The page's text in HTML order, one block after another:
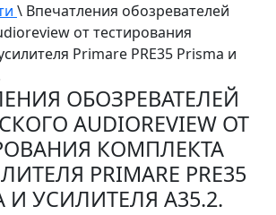
\ Впечатления обозревателей
от тестирования
Primare PRE35 Prisma и
ОБОЗРЕВАТЕЛЕЙ
AUDIOREVIEW ОТ
КОМПЛЕКТА
PRIMARE PRE35
И УСИЛИТЕЛЯ A35.2.